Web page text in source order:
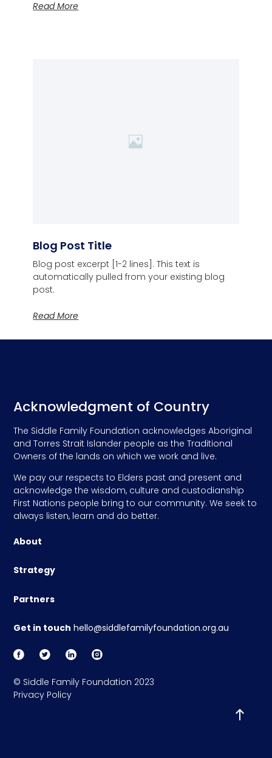
Read More
Blog Post Title
Blog post excerpt [1-2 lines]. This text is
automatically pulled from your existing blog
post.
Read More
About
Strategy
Partners
Get in touch hello@siddlefamilyfoundation.org.au
© Siddle Family Foundation 2023
Privacy Policy
Acknowledgment of Country
The Siddle Family Foundation acknowledges Aboriginal
and Torres Strait Islander people as the Traditional
Owners of the lands on which we work and live.
We pay our respects to Elders past and present and
acknowledge the wisdom, culture and custodianship
First Nations people bring to our community. We seek to
always listen, learn and do better.